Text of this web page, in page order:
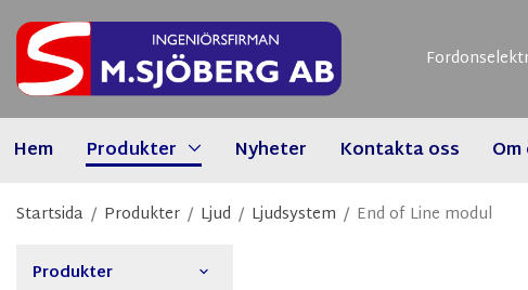
Hem Produkter Nyheter Kontakta oss
Startsida / Produkter / Ljud / Ljudsystem / End of Line modul
Produkter